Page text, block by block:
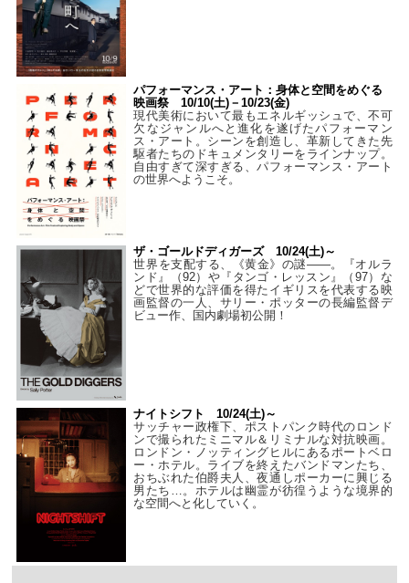
パフォーマンス・アート：身体と空間をめぐる
映画祭 10/10(土)－10/23(金)
現代美術において最もエネルギッシュで、不可
欠なジャンルへと進化を遂げたパフォーマン
ス・アート。シーンを創造し、革新してきた先
駆者たちのドキュメンタリーをラインナップ。
自由すぎて深すぎる、パフォーマンス・アート
の世界へようこそ。
ザ・ゴールドディガーズ 10/24(土)～
世界を支配する、《黄金》の謎――。『オルラ
ンド』（92）や『タンゴ・レッスン』（97）な
どで世界的な評価を得たイギリスを代表する映
画監督の一人、サリー・ポッターの長編監督デ
ビュー作、国内劇場初公開！
ナイトシフト 10/24(土)～
サッチャー政権下、ポストパンク時代のロンド
ンで撮られたミニマル＆リミナルな対抗映画。
ロンドン・ノッティングヒルにあるポートベロ
ー・ホテル。ライブを終えたバンドマンたち、
おちぶれた伯爵夫人、夜通しポーカーに興じる
男たち…。ホテルは幽霊が彷徨うような境界的
な空間へと化していく。